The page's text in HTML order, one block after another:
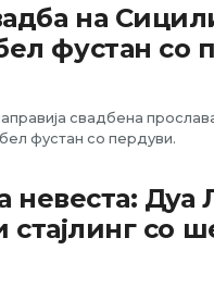
на
фустан со
свадбена
фустан со пердуви.
невеста: Дуа
стајлинг со